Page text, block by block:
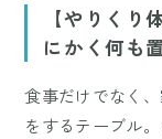
【やりくり
にかく何も
食事だけでなく
をするテーブル